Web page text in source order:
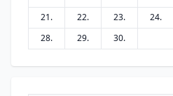
21.
22. 23. 24.
28.
29. 30.